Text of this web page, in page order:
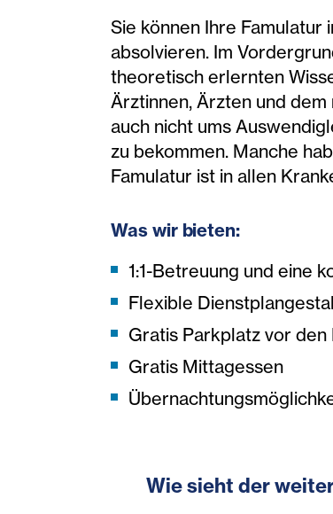
Sie können Ihre
absolvieren. Im
theoretisch erlernten
Ärztinnen, Ärzten und
auch nicht ums
zu bekommen. Manche
Famulatur ist in allen
Was wir bieten:
1:1-Betreuung und eine
Flexible
Gratis Parkplatz vor den
Gratis Mittagessen
Wie sieht der